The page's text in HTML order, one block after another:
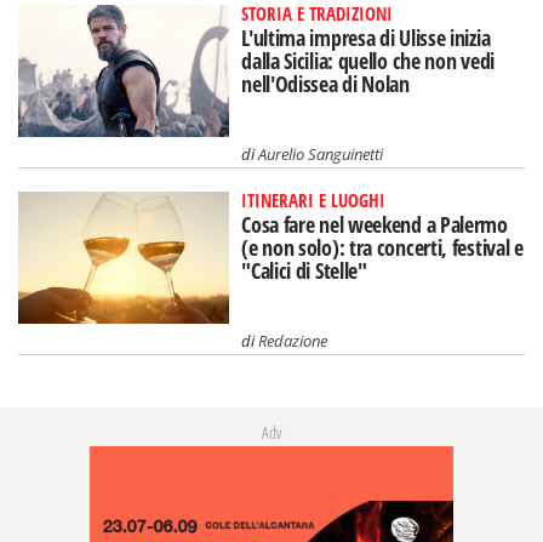
STORIA E TRADIZIONI
L'ultima impresa di Ulisse inizia
dalla Sicilia: quello che non vedi
nell'Odissea di Nolan
diAurelio Sanguinetti
ITINERARI E LUOGHI
Cosa fare nel weekend a Palermo
(e non solo): tra concerti, festival e
"Calici di Stelle"
diRedazione
Adv